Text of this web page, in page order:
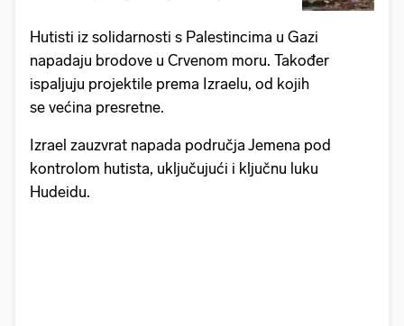
Hutisti iz solidarnosti s Palestincima u Gazi
napadaju brodove u Crvenom moru. Također
ispaljuju projektile prema Izraelu, od kojih
se većina presretne.
Izrael zauzvrat napada područja Jemena pod
kontrolom hutista, uključujući i ključnu luku
Hudeidu.